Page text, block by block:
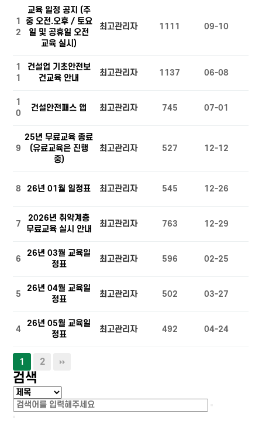
1
2
교육 일정 공지 (주
중 오전.오후 / 토요
일 및 공휴일 오전
교육 실시)
최고관리자 1111 09-10
1
1
건설업 기초안전보
건교육 안내
최고관리자 1137 06-08
1
0
건설안전패스 앱 최고관리자 745 07-01
9
25년 무료교육 종료
(유료교육은 진행
중)
최고관리자 527 12-12
8 26년 01월 일정표 최고관리자 545 12-26
7
2026년 취약계층
무료교육 실시 안내
최고관리자 763 12-29
6
26년 03월 교육일
정표
최고관리자 596 02-25
5
26년 04월 교육일
정표
최고관리자 502 03-27
4
26년 05월 교육일
정표
최고관리자 492 04-24
1 2
검색